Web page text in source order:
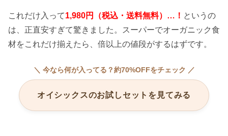
これだけ入って1,980円（税込・送料無料）…！ というの
は、正直安すぎて驚きました。スーパーでオーガニック食
材をこれだけ揃えたら、倍以上の値段がするはずです。
＼ 今なら何が入ってる？約70%OFFをチェック ／
オイシックスのお試しセットを見てみる